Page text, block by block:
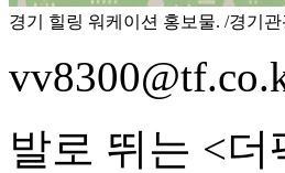
경기 힐링 워케이션 홍보물. /경기
발로 뛰는 <